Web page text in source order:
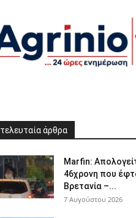
τελευταία άρθρα
Marfin:
46χρονη που
Βρετανία –...
7 Αυγούστου 2026